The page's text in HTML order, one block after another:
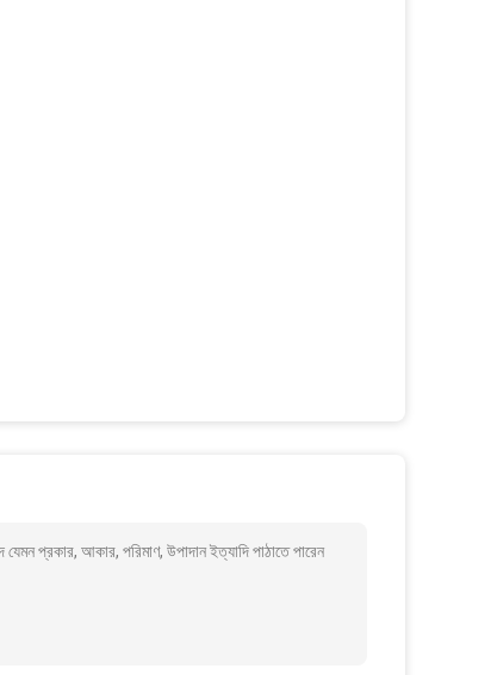
প্রকার, আকার, পরিমাণ, উপাদান ইত্যাদি পাঠাতে পারেন